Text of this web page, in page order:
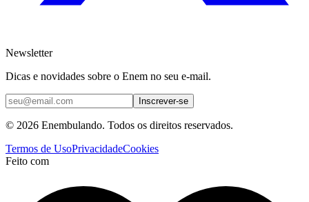
Newsletter
Dicas e novidades sobre o Enem no seu e-mail.
Inscrever-se
© 2026 Enembulando. Todos os direitos reservados.
Termos de UsoPrivacidadeCookies
Feito com